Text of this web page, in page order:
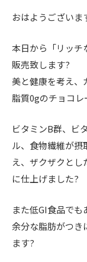
おはようござい
本日から「リッチ
販売致します?
美と健康を考え、
脂質0gのチョコ
ビタミンB群、ビ
ル、食物繊維が摂
え、ザクザクとし
に仕上げました?
また低GI食品で
余分な脂肪がつき
ます?